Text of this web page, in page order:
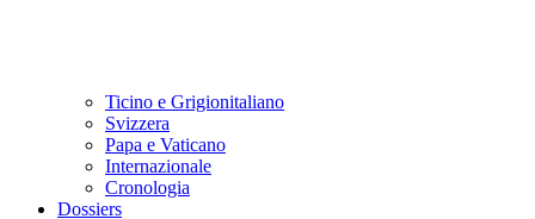
Ticino e Grigionitaliano
Svizzera
Papa e Vaticano
Internazionale
Cronologia
Dossiers